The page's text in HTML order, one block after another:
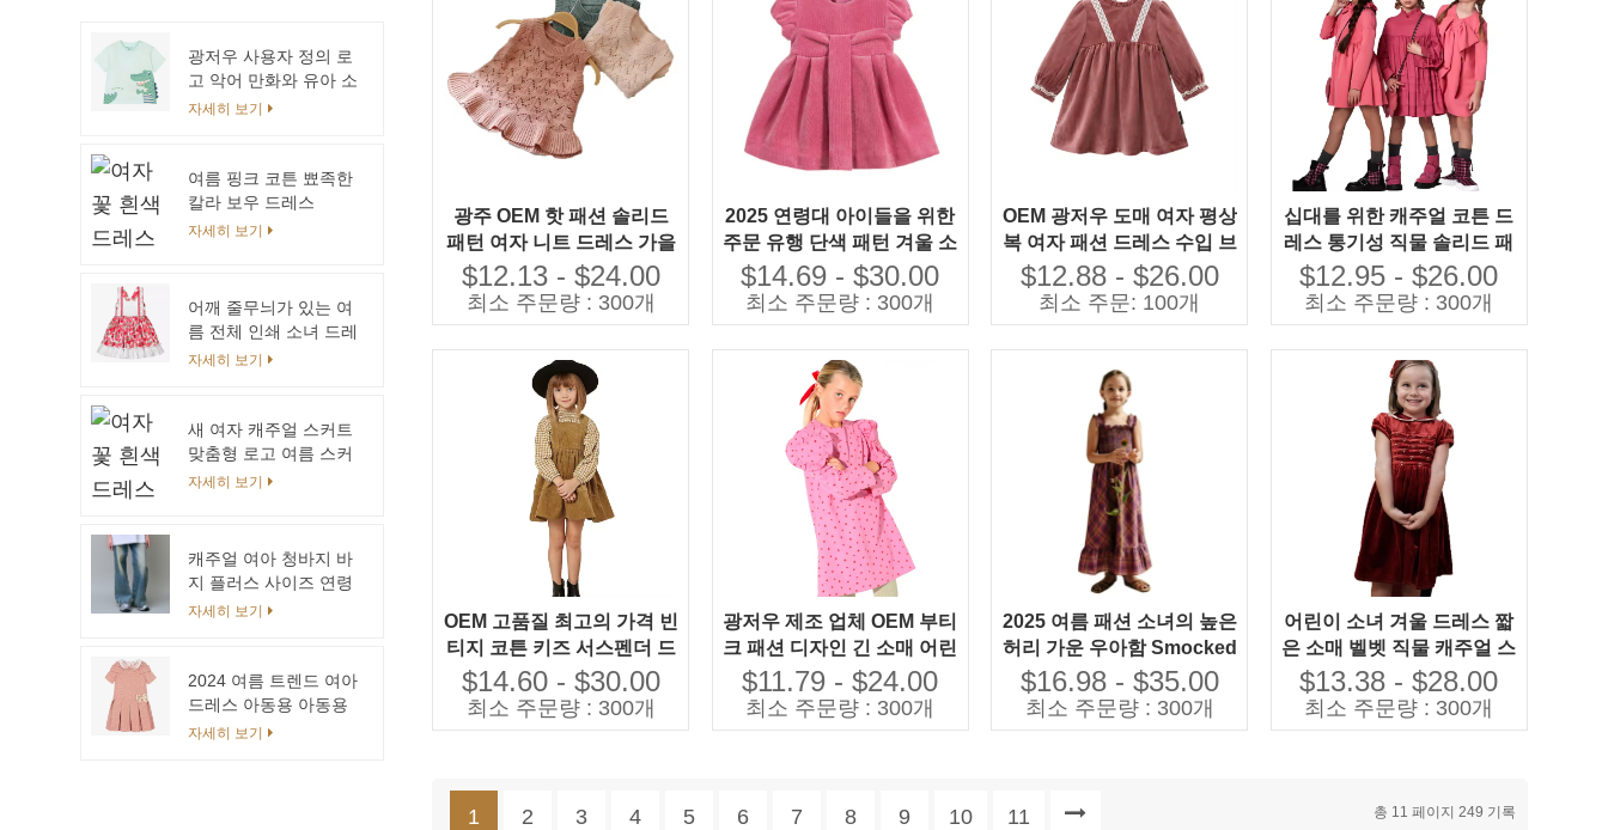
광주 OEM 핫 패션 솔리드
패턴 여자 니트 드레스 가을
아기 옷 여자 아기를 위해 사
용자 정의 가능
$12.13 - $24.00
최소 주문량 : 300개
2025 연령대 아이들을 위한
주문 유행 단색 패턴 겨울 소
녀 파티 드레스 코바늘로 뜨
개질된 기술
$14.69 - $30.00
최소 주문량 : 300개
OEM 광저우 도매 여자 평상
복 여자 패션 드레스 수입 브
랜드 의류
$12.88 - $26.00
최소 주문: 100개
십대를 위한 캐주얼 코튼 드
레스 통기성 직물 솔리드 패
턴 주름 장식 지속 가능한 기
능 소년 소녀 18세
$12.95 - $26.00
최소 주문량 : 300개
OEM 고품질 최고의 가격 빈
티지 코튼 키즈 서스펜더 드
레스 가을 겨울 간단한 캐주
얼 소녀 드레스
$14.60 - $30.00
최소 주문량 : 300개
광저우 제조 업체 OEM 부티
크 패션 디자인 긴 소매 어린
이 드레스 별 인쇄 면 소녀를
위한 우아한 캐주얼 드레스
$11.79 - $24.00
최소 주문량 : 300개
2025 여름 패션 소녀의 높은
허리 가운 우아함 Smocked
격자 무늬 Boho 맥시 드레
스 어린이를위한 짠 직물
$16.98 - $35.00
최소 주문량 : 300개
어린이 소녀 겨울 드레스 짧
은 소매 벨벳 직물 캐주얼 스
타일 전문 OEM/ODM 디자
인
$13.38 - $28.00
최소 주문량 : 300개
1 2 3 4 5 6 7 8 9 10 11 총 11 페이지 249 기록
광저우 사용자 정의 로
고 악어 만화와 유아 소
년 티셔츠 도매 2024
자세히 보기
여름 핑크 코튼 뾰족한
칼라 보우 드레스
Romper 자매 우아한
자세히 보기
어깨 줄무늬가 있는 여
름 전체 인쇄 소녀 드레
스
자세히 보기
새 여자 캐주얼 스커트
맞춤형 로고 여름 스커
트 키즈 소녀 얇은 니트
자세히 보기
캐주얼 여아 청바지 바
지 플러스 사이즈 연령
12세 워싱 기법
자세히 보기
2024 여름 트렌드 여아
드레스 아동용 아동용
유행 드레스
자세히 보기